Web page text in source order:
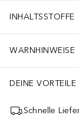
INHALTSSTOFFE
WARNHINWEISE
DEINE VORTEILE
Schnelle